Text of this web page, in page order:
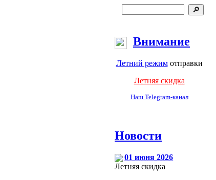
Внимание
Летний режимотправки
Летняя скидка
Наш Telegram-канал
Новости
01 июня 2026
Летняя скидка